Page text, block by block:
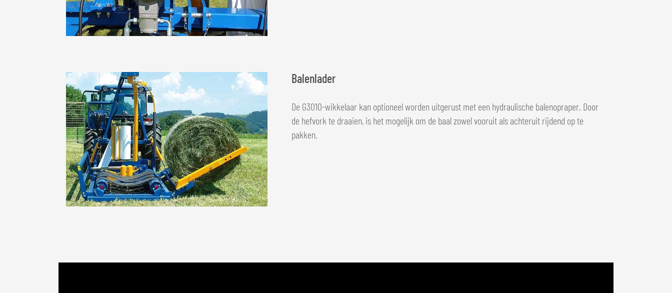
Balenlader
De G3010-wikkelaar kan optioneel worden uitgerust met een hydraulische balenopraper. Door
de hefvork te draaien, is het mogelijk om de baal zowel vooruit als achteruit rijdend op te
pakken.